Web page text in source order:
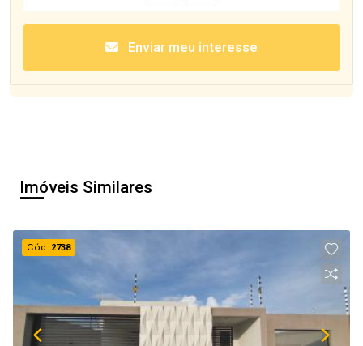
Enviar meu interesse
Imóveis Similares
Cód. 2738